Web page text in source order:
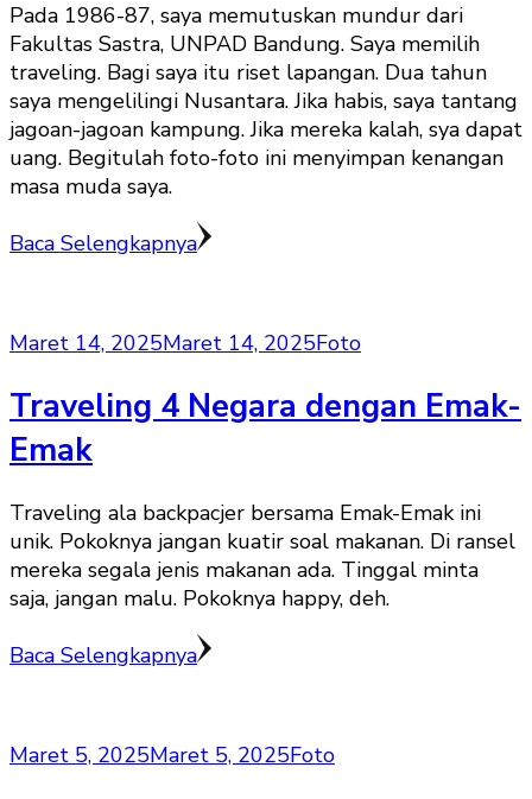
Pada 1986-87, saya memutuskan mundur dari
Fakultas Sastra, UNPAD Bandung. Saya memilih
traveling. Bagi saya itu riset lapangan. Dua tahun
saya mengelilingi Nusantara. Jika habis, saya tantang
jagoan-jagoan kampung. Jika mereka kalah, sya dapat
uang. Begitulah foto-foto ini menyimpan kenangan
masa muda saya.
Baca Selengkapnya
Maret 14, 2025Maret 14, 2025Foto
Traveling 4 Negara dengan Emak-
Emak
Traveling ala backpacjer bersama Emak-Emak ini
unik. Pokoknya jangan kuatir soal makanan. Di ransel
mereka segala jenis makanan ada. Tinggal minta
saja, jangan malu. Pokoknya happy, deh.
Baca Selengkapnya
Maret 5, 2025Maret 5, 2025Foto